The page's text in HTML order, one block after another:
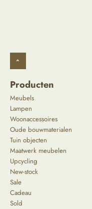
^
Producten
Meubels
Lampen
Woonaccessoires
Oude bouwmaterialen
Tuin objecten
Maatwerk meubelen
Upcycling
New-stock
Sale
Cadeau
Sold